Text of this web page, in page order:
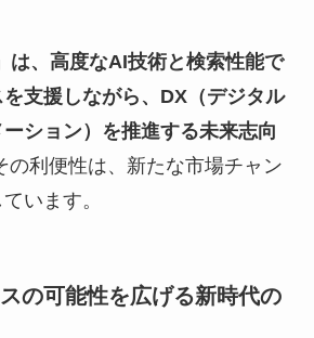
は、高度なAI技術と検索性能で
支援しながら、DX（デジタル
ーション）を推進する未来志向
の利便性は、新たな市場チャン
います。
の可能性を広げる新時代の